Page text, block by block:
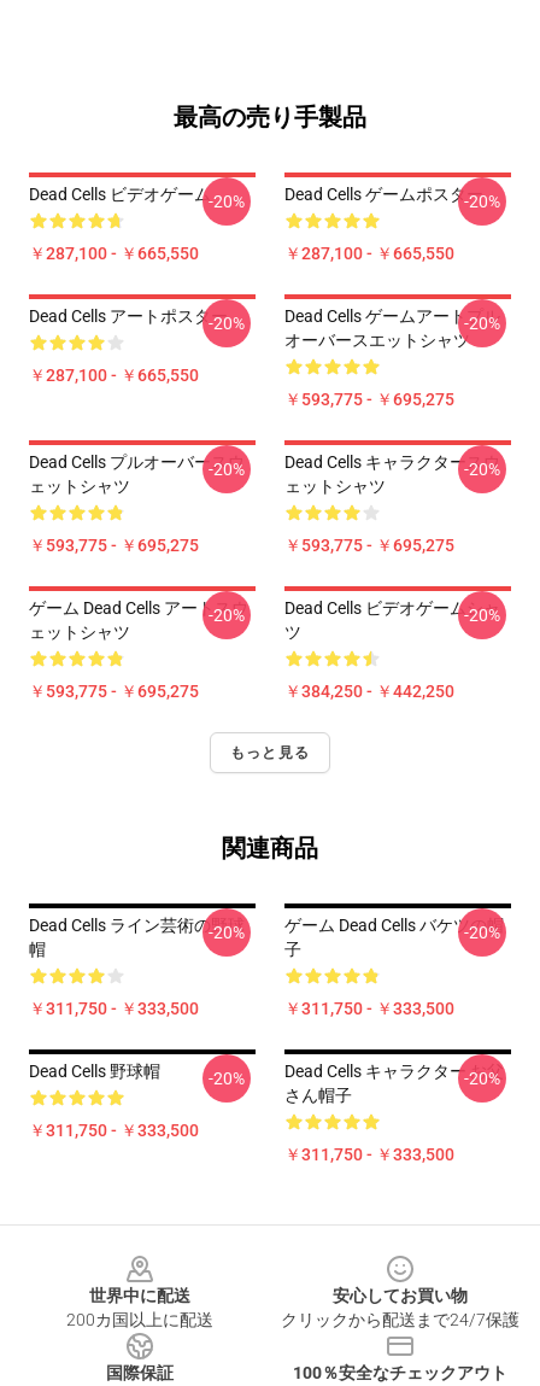
最高の売り手製品
Dead Cells ビデオゲーム
￥287,100 - ￥665,550
-20% Dead Cells ゲームポスター
￥287,100 - ￥665,550
-20%
Dead Cells アートポスター
￥287,100 - ￥665,550
-20%
Dead Cells ゲームアートプル
オーバースエットシャツ
￥593,775 - ￥695,275
-20%
Dead Cells プルオーバースウ
ェットシャツ
￥593,775 - ￥695,275
-20%
Dead Cells キャラクタースウ
ェットシャツ
￥593,775 - ￥695,275
-20%
ゲーム Dead Cells アートスウ
ェットシャツ
￥593,775 - ￥695,275
-20%
Dead Cells ビデオゲームシャ
ツ
￥384,250 - ￥442,250
-20%
もっと見る
関連商品
Dead Cells ライン芸術の野球
帽
￥311,750 - ￥333,500
-20%
ゲーム Dead Cells バケツの帽
子
￥311,750 - ￥333,500
-20%
Dead Cells 野球帽
￥311,750 - ￥333,500
-20%
Dead Cells キャラクター お父
さん帽子
￥311,750 - ￥333,500
-20%
世界中に配送
200カ国以上に配送
安心してお買い物
クリックから配送まで24/7保護
国際保証
100％安全なチェックアウト